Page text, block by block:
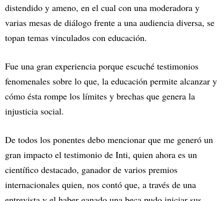
distendido y ameno, en el cual con una moderadora y
varias mesas de diálogo frente a una audiencia diversa, se
topan temas vinculados con educación.
Fue una gran experiencia porque escuché testimonios
fenomenales sobre lo que, la educación permite alcanzar y
cómo ésta rompe los límites y brechas que genera la
injusticia social.
De todos los ponentes debo mencionar que me generó un
gran impacto el testimonio de Inti, quien ahora es un
científico destacado, ganador de varios premios
internacionales quien, nos contó que, a través de una